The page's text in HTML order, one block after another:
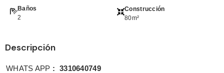
Baños
2
Construcción
80m²
Descripción
WHATS APP : 3310640749